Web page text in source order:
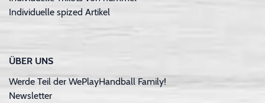
Individuelle spized Artikel
ÜBER UNS
Werde Teil der WePlayHandball Family!
Newsletter